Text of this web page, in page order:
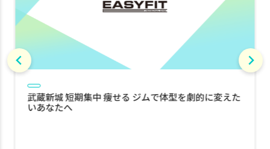
ジム情報
武蔵新城で50代から健康を目指してパーソナルトレ